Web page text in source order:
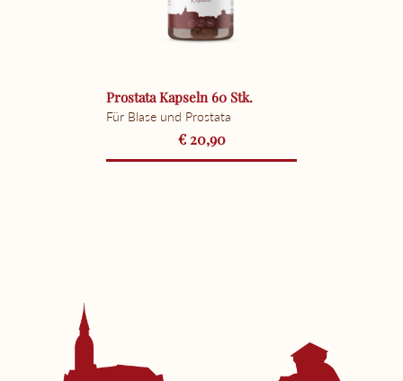
Prostata Kapseln 60 Stk.
Für Blase und Prostata
€ 20,90